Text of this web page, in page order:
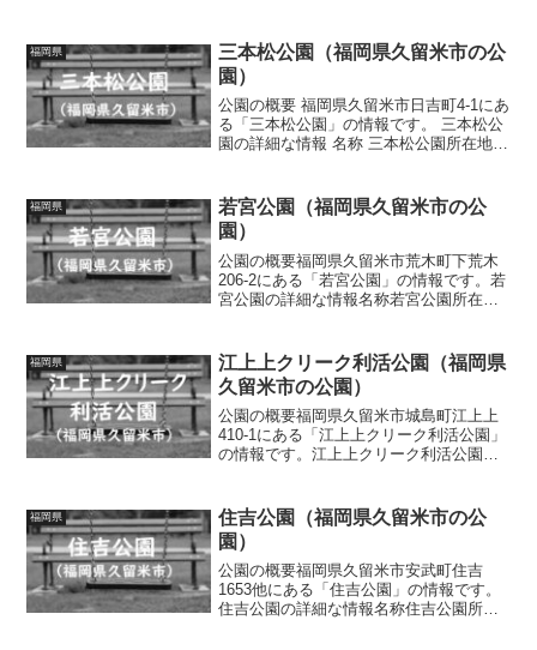
設・遊具野球場、複合遊具（滑り台、雲
梯、ロー...
福岡県
三本松公園（福岡県久留米市の公
園）
公園の概要 福岡県久留米市日吉町4-1にあ
る「三本松公園」の情報です。 三本松公
園の詳細な情報 名称 三本松公園所在地
路、久留米城下町遺跡、パーゴラ、ベン
チ...
福岡県
若宮公園（福岡県久留米市の公
園）
公園の概要福岡県久留米市荒木町下荒木
206-2にある「若宮公園」の情報です。若
宮公園の詳細な情報名称若宮公園所在地
イレの有無なし車椅子対応 トイレなし
駐車場の有無...
福岡県
江上上クリーク利活公園（福岡県
久留米市の公園）
公園の概要福岡県久留米市城島町江上上
410-1にある「江上上クリーク利活公園」
の情報です。江上上クリーク利活公園の
面積情報なし種別街区公園施設・遊具四
阿、ベンチト...
福岡県
住吉公園（福岡県久留米市の公
園）
公園の概要福岡県久留米市安武町住吉
1653他にある「住吉公園」の情報です。
住吉公園の詳細な情報名称住吉公園所在